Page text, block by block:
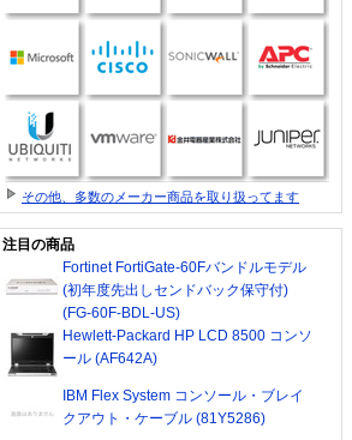
その他、多数のメーカー商品を取り扱ってます
注目の商品
Fortinet FortiGate-60Fバンドルモデル
(初年度先出しセンドバック保守付)
(FG-60F-BDL-US)
Hewlett-Packard HP LCD 8500 コンソ
ール (AF642A)
IBM Flex System コンソール・ブレイ
クアウト・ケーブル (81Y5286)